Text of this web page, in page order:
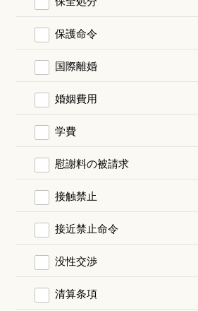
保護命令
国際離婚
婚姻費用
学費
慰謝料の被請求
接触禁止
接近禁止命令
没性交渉
清算条項